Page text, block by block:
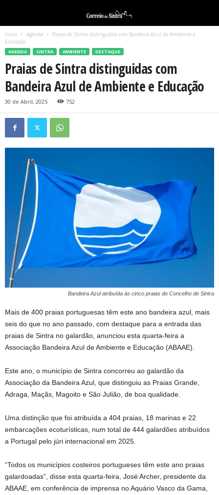
Início Agenda
Praias de Sintra distinguidas com Bandeira Azul de Ambiente e
Educação
AGENDA SINTRA AMBIENTE DESTAQUE
Praias de Sintra distinguidas com
Bandeira Azul de Ambiente e Educação
30 de Abril, 2025 752
Bandeira Azul atribuída às cinco praias do Concelho de Sintra
Mais de 400 praias portuguesas têm este ano bandeira azul, mais
seis do que no ano passado, com destaque para a entrada das
praias de Sintra no galardão, anunciou esta quarta-feira a
Associação Bandeira Azul de Ambiente e Educação (ABAAE).
Este ano, o município de Sintra concorreu ao galardão da
Associação da Bandeira Azul, que distinguiu as Praias Grande,
Adraga, Maçãs, Magoito e São Julião, de boa qualidade.
Uma distinção que foi atribuída a 404 praias, 18 marinas e 22
embarcações ecoturísticas, num total de 444 galardões atribuídos
a Portugal pelo júri internacional em 2025.
“Todos os municípios costeiros portugueses têm este ano praias
galardoadas”, disse esta quarta-feira, José Archer, presidente da
ABAAE, em conferência de imprensa no Aquário Vasco da Gama,